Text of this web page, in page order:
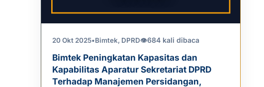
20 Okt 2025•Bimtek, DPRD👁684 kali dibaca
Bimtek Peningkatan Kapasitas dan
Kapabilitas Aparatur Sekretariat DPRD
Terhadap Manajemen Persidangan,